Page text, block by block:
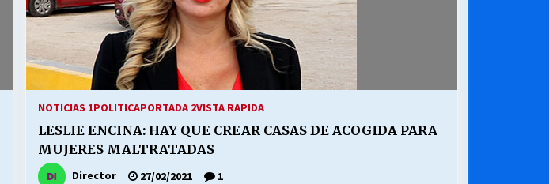
NOTICIAS 1POLITICAPORTADA 2VISTA RAPIDA
LESLIE ENCINA: HAY QUE CREAR CASAS DE ACOGIDA PARA
MUJERES MALTRATADAS
Director 27/02/2021 1